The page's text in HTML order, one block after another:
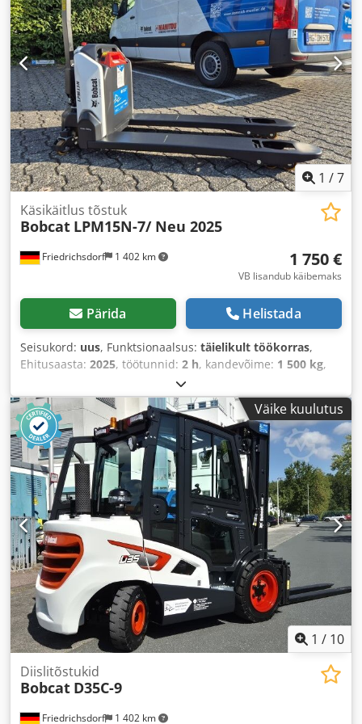
1 /7
Friedrichsdorf 1 402 km
Käsikäitlus tõstuk
Bobcat LPM15N-7/ Neu 2025
1 750 €
VB lisandub käibemaks
Pärida Helistada
Seisukord: uus, Funktsionaalsus: täielikult töökorras,
Ehitusaasta: 2025, töötunnid: 2 h, kandevõime: 1 500 kg,
, kütuse tüüp:
ehituskõrgus:1 160 mm, kahvli pikkus:1 150 mm,
tühimass:
123 kg, kogupikkus:1 530 mm, veotüüp:
Elektro, ehituslaius:540 mm ,
Väike kuulutus
1 / 10
Friedrichsdorf 1 402 km
Diislitõstukid
Bobcat D35C-9